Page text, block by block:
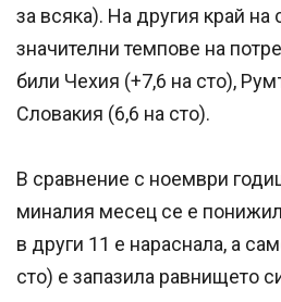
за всяка). На другия край на
значителни темпове на
били Чехия (+7,6 на сто),
Словакия (6,6 на сто).
В сравнение с ноември
миналия месец се е
в други 11 е нараснала, а
сто) е запазила равнището